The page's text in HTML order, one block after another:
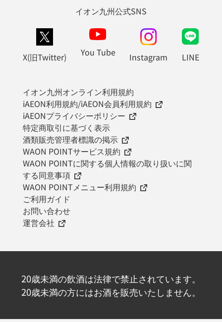
イオン九州公式SNS
X(旧Twitter) You Tube Instagram LINE
イオン九州オンライン利用規約
iAEON利用規約/iAEON会員利用規約
iAEONプライバシーポリシー
特定商取引に基づく表示
酒類販売管理者標識の掲示
WAON POINTサービス規約
WAON POINTに関する個人情報の取り扱いに関
する同意事項
WAON POINTメニュー利用規約
ご利用ガイド
お問い合わせ
運営会社
20歳未満の飲酒は法律で禁止されています。
20歳未満の方にはお酒を販売いたしません。